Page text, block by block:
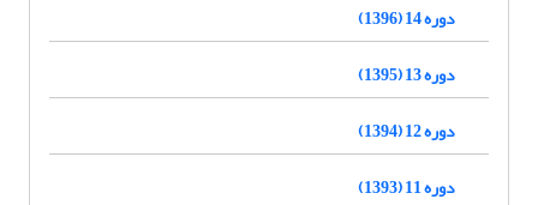
دوره 14 (1396)
دوره 13 (1395)
دوره 12 (1394)
دوره 11 (1393)